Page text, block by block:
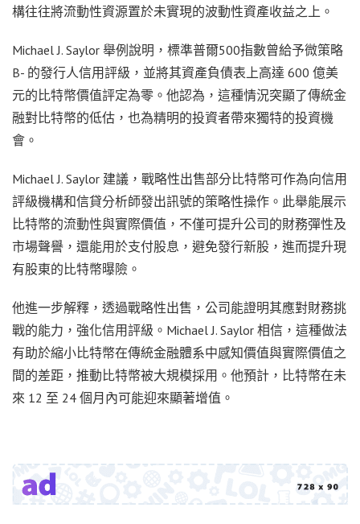
構往往將流動性資源置於未實現的波動性資產收益之上。
Michael J. Saylor 舉例說明，標準普爾500指數曾給予微策略
B- 的發行人信用評級，並將其資產負債表上高達 600 億美
元的比特幣價值評定為零。他認為，這種情況突顯了傳統金
融對比特幣的低估，也為精明的投資者帶來獨特的投資機
會。
Michael J. Saylor 建議，戰略性出售部分比特幣可作為向信用
評級機構和信貸分析師發出訊號的策略性操作。此舉能展示
比特幣的流動性與實際價值，不僅可提升公司的財務彈性及
市場聲譽，還能用於支付股息，避免發行新股，進而提升現
有股東的比特幣曝險。
他進一步解釋，透過戰略性出售，公司能證明其應對財務挑
戰的能力，強化信用評級。Michael J. Saylor 相信，這種做法
有助於縮小比特幣在傳統金融體系中感知價值與實際價值之
間的差距，推動比特幣被大規模採用。他預計，比特幣在未
來 12 至 24 個月內可能迎來顯著增值。